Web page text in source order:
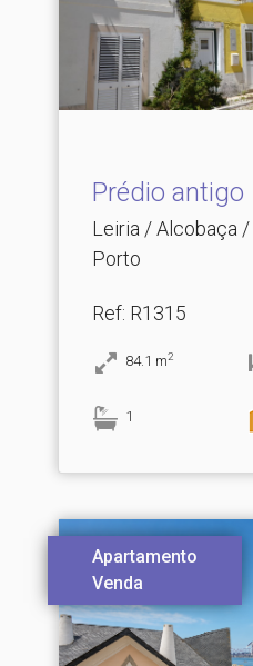
Prédio antigo
Leiria / Alcobaça
Porto
Ref: R1315
84.1 m2
1
Apartamento
Venda